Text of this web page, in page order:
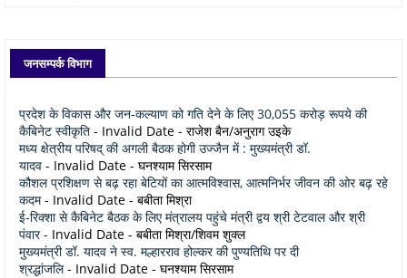
जनसम्पर्क विभाग
प्रदेश के विकास और जन-कल्याण को गति देने के लिए 30,055 करोड़ रूपये की
कैबिनेट स्वीकृति - Invalid Date - राजेश बैन/अनुराग उइके
मध्य क्षेत्रीय परिषद् की अगली बैठक होगी उज्जैन में : मुख्यमंत्री डॉ.
यादव - Invalid Date - घनश्याम सिरसाम
कौशल प्रशिक्षण से बढ़ रहा बेटियों का आत्मविश्वास, आत्मनिर्भर जीवन की ओर बढ़ रहे
कदम- Invalid Date - बबीता मिश्रा
ई-रिक्शा से कैबिनेट बैठक के लिए मंत्रालय पहुंचे मंत्री द्वय श्री टेटवाल और श्री
पंवार- Invalid Date - बबीता मिश्रा/शिवम शुक्ल
मुख्यमंत्री डॉ. यादव ने स्व. मल्हारराव होल्कर की पुण्यतिथि पर दी
श्रद्धांजलि- Invalid Date - घनश्याम सिरसाम